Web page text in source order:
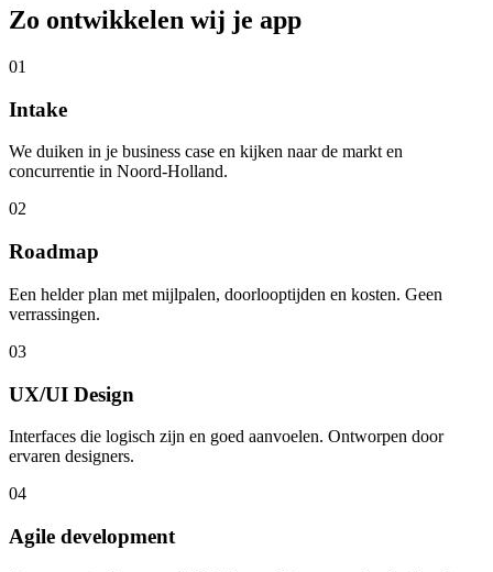
Zo ontwikkelen wij je app
01
Intake
We duiken in je business case en kijken naar de markt en
concurrentie in Noord-Holland.
02
Roadmap
Een helder plan met mijlpalen, doorlooptijden en kosten. Geen
verrassingen.
03
UX/UI Design
Interfaces die logisch zijn en goed aanvoelen. Ontworpen door
ervaren designers.
04
Agile development